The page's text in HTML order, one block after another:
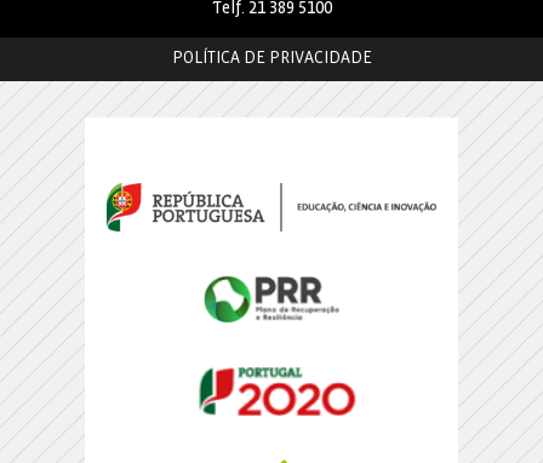
Telf. 21 389 5100
POLÍTICA DE PRIVACIDADE